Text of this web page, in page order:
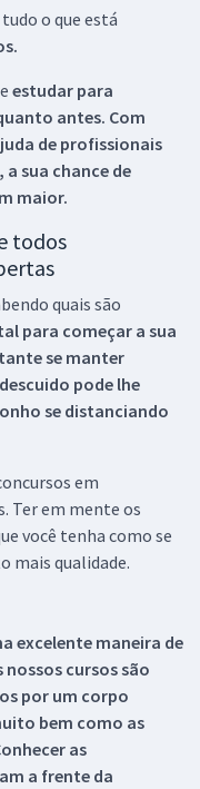
o que está
estudar para
antes. Com
de profissionais
sua chance de
maior.
todos
quais são
para começar a sua
se manter
pode lhe
se distanciando
em
Ter em mente os
você tenha como se
mais qualidade.
excelente maneira de
cursos são
por um corpo
bem como as
as
a frente da